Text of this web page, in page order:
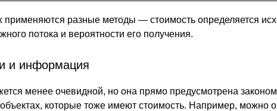
применяются разные методы — стоимость определяется
потока и вероятности его получения.
и информация
менее очевидной, но она прямо предусмотрена
которые тоже имеют стоимость. Например, можно